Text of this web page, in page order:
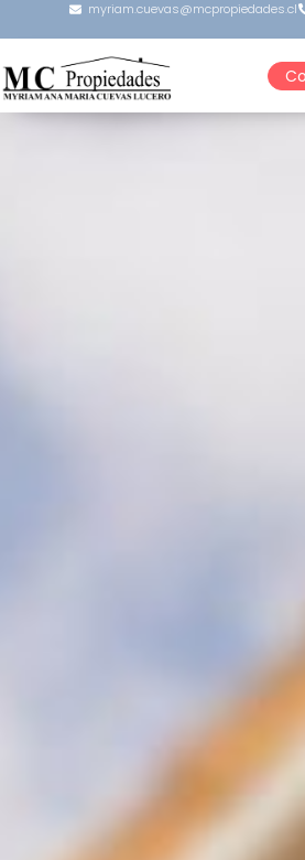
myriam.cuevas@mcpropiedades.cl